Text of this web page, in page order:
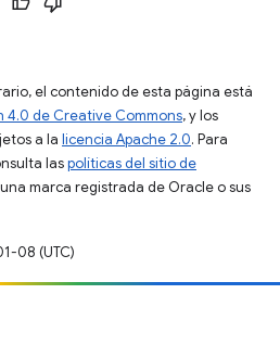
el contenido de esta página está
4.0 de Creative Commons, y los
a la licencia Apache 2.0. Para
laspolíticas del sitio de
marca registrada de Oracle o sus
08 (UTC)